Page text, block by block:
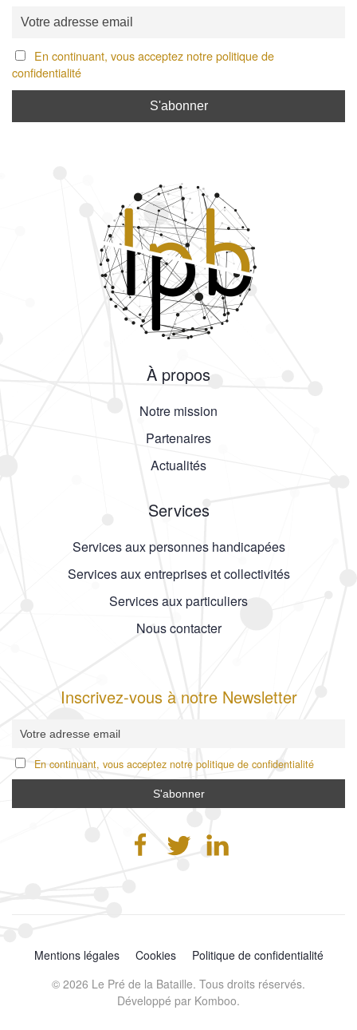
En continuant, vous acceptez notre politique de
confidentialité
À propos
Notre mission
Partenaires
Actualités
Services
Services aux personnes handicapées
Services aux entreprises et collectivités
Services aux particuliers
Nous contacter
Inscrivez-vous à notre Newsletter
En continuant, vous acceptez notre politique de confidentialité
Mentions légales Cookies
Politique de confidentialité
© 2026 Le Pré de la Bataille. Tous droits réservés.
Développé par Komboo.